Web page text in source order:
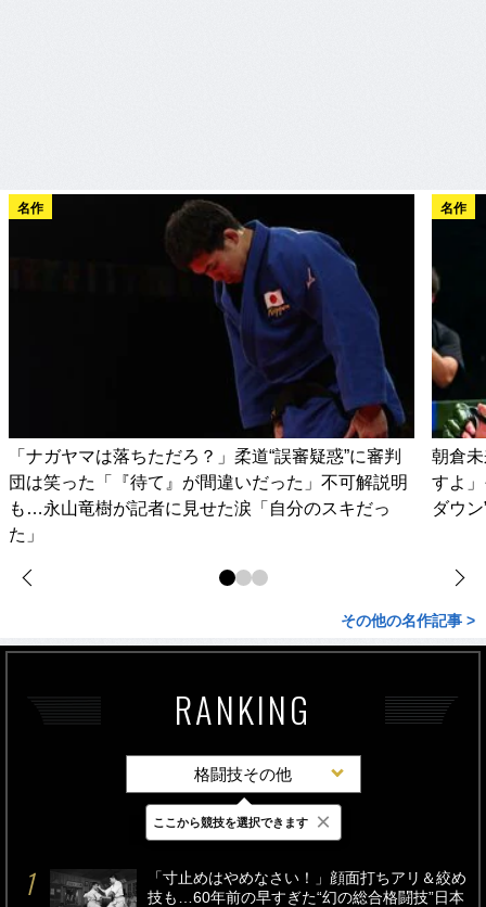
名作
「ナガヤマは落ちただろ？」柔道“誤審疑惑”に審判
団は笑った「『待て』が間違いだった」不可解説明
も…永山竜樹が記者に見せた涙「自分のスキだっ
た」
名作
朝倉
すよ
ダウ
その他の名作記事 >
RANKING
格闘技その他
最新 24時間 週間
「寸止めはやめなさい！」顔面打ちアリ＆絞め
技も…60年前の早すぎた“幻の総合格闘技”日本
ここから競技を選択できます ×